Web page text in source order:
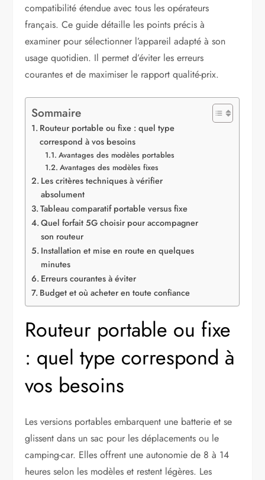
compatibilité étendue avec tous les opérateurs
français. Ce guide détaille les points précis à
examiner pour sélectionner l’appareil adapté à son
usage quotidien. Il permet d’éviter les erreurs
courantes et de maximiser le rapport qualité-prix.
Sommaire
Routeur portable ou fixe : quel type
correspond à vos besoins
Avantages des modèles portables
Avantages des modèles fixes
Les critères techniques à vérifier
absolument
Tableau comparatif portable versus fixe
Quel forfait 5G choisir pour accompagner
son routeur
Installation et mise en route en quelques
minutes
Erreurs courantes à éviter
Budget et où acheter en toute confiance
Routeur portable ou fixe
: quel type correspond à
vos besoins
Les versions portables embarquent une batterie et se
glissent dans un sac pour les déplacements ou le
camping-car. Elles offrent une autonomie de 8 à 14
heures selon les modèles et restent légères. Les